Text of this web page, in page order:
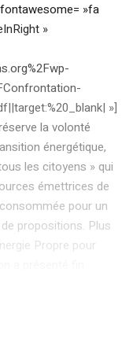
»fa
»
»]
la volonté
énergétique,
les citoyens » qui
émettrices de
pour un
propositions. Plus
Propre pour